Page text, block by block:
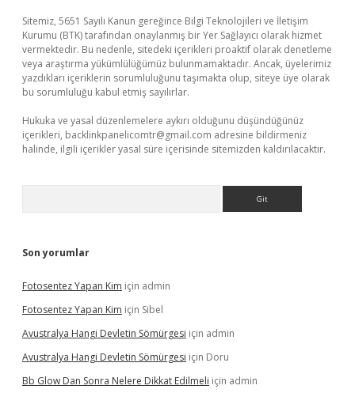
Sitemiz, 5651 Sayılı Kanun gereğince Bilgi Teknolojileri ve İletişim
Kurumu (BTK) tarafından onaylanmış bir Yer Sağlayıcı olarak hizmet
vermektedir. Bu nedenle, sitedeki içerikleri proaktif olarak denetleme
veya araştırma yükümlülüğümüz bulunmamaktadır. Ancak, üyelerimiz
yazdıkları içeriklerin sorumluluğunu taşımakta olup, siteye üye olarak
bu sorumluluğu kabul etmiş sayılırlar.
Hukuka ve yasal düzenlemelere aykırı olduğunu düşündüğünüz
içerikleri, backlinkpanelicomtr@gmail.com adresine bildirmeniz
halinde, ilgili içerikler yasal süre içerisinde sitemizden kaldırılacaktır.
Son yorumlar
Fotosentez Yapan Kim için admin
Fotosentez Yapan Kim için Sibel
Avustralya Hangi Devletin Sömürgesi için admin
Avustralya Hangi Devletin Sömürgesi için Doru
Bb Glow Dan Sonra Nelere Dikkat Edilmeli için admin